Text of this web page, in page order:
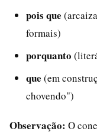
pois que
formais)
porquanto
que (em
chovendo")
Observação: O